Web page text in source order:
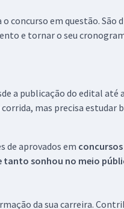
concurso em questão.
e tornar o seu
a publicação do edital
mas precisa estudar
de aprovados em
tanto sonhou no meio
da sua carreira.